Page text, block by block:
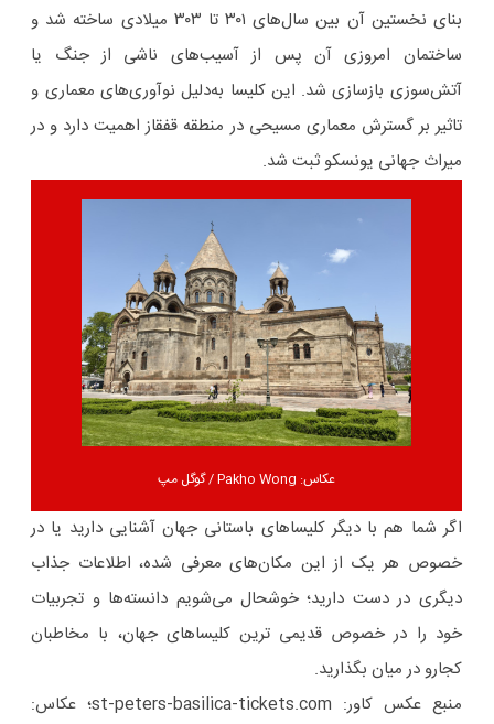
بنای نخستین آن بین سال‌های ۳۰۱ تا ۳۰۳ میلادی ساخته شد و
ساختمان امروزی آن پس از آسیب‌های ناشی از جنگ یا
آتش‌سوزی بازسازی شد. این کلیسا به‌دلیل نوآوری‌های معماری و
تاثیر بر گسترش معماری مسیحی در منطقه قفقاز اهمیت دارد و در
میراث جهانی یونسکو ثبت شد.
عکاس: Pakho Wong / گوگل مپ
اگر شما هم با دیگر کلیساهای باستانی جهان آشنایی دارید یا در
خصوص هر یک از این مکان‌های معرفی شده، اطلاعات جذاب
دیگری در دست دارید؛ خوشحال می‌شویم دانسته‌ها و تجربیات
خود را در خصوص قدیمی ترین کلیساهای جهان، با مخاطبان
کجارو در میان بگذارید.
منبع عکس کاور:
st-peters-basilica-tickets.com؛ عکاس: